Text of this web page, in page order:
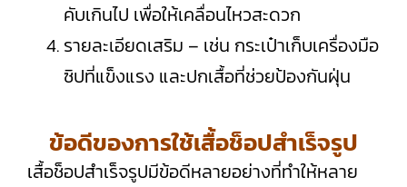
คับเกินไป เพื่อให้เคลื่อนไหวสะดวก
รายละเอียดเสริม – เช่น กระเป๋าเก็บเครื่องมือ
ซิปที่แข็งแรง และปกเสื้อที่ช่วยป้องกันฝุ่น
ข้อดีของการใช้เสื้อช็อปสำเร็จรูป
เสื้อช็อปสำเร็จรูปมีข้อดีหลายอย่างที่ทำให้หลาย